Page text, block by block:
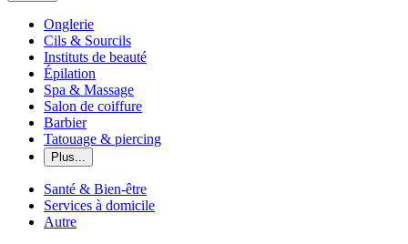
Onglerie
Cils & Sourcils
Instituts de beauté
Épilation
Spa & Massage
Salon de coiffure
Barbier
Tatouage & piercing
Plus...
Santé & Bien-être
Services à domicile
Autre